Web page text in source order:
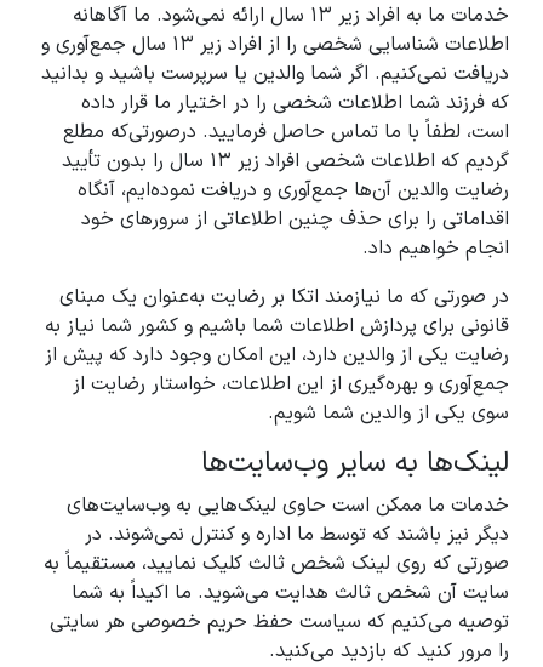
خدمات ما به افراد زیر ۱۳ سال ارائه نمی‌شود. ما آگاهانه
اطلاعات شناسایی شخصی را از افراد زیر ۱۳ سال جمع‌آوری و
دریافت نمی‌کنیم. اگر شما والدین یا سرپرست باشید و بدانید
که فرزند شما اطلاعات شخصی را در اختیار ما قرار داده
است، لطفاً با ما تماس حاصل فرمایید. درصورتی‌که مطلع
گردیم که اطلاعات شخصی افراد زیر ۱۳ سال را بدون تأیید
رضایت والدین آن‌ها جمع‌آوری و دریافت نموده‌ایم، آنگاه
اقداماتی را برای حذف چنین اطلاعاتی از سرورهای خود
انجام خواهیم داد.
در صورتی که ما نیازمند اتکا بر رضایت به‌عنوان یک مبنای
قانونی برای پردازش اطلاعات شما باشیم و کشور شما نیاز به
رضایت یکی از والدین دارد، این امکان وجود دارد که پیش از
جمع‌آوری و بهره‌گیری از این اطلاعات، خواستار رضایت از
سوی یکی از والدین شما شویم.
لینک‌ها به سایر وب‌سایت‌ها
خدمات ما ممکن است حاوی لینک‌هایی به وب‌سایت‌های
دیگر نیز باشند که توسط ما اداره و کنترل نمی‌شوند. در
صورتی که روی لینک شخص ثالث کلیک نمایید، مستقیماً به
سایت آن شخص ثالث هدایت می‌شوید. ما اکیداً به شما
توصیه می‌کنیم که سیاست حفظ حریم خصوصی هر سایتی
را مرور کنید که بازدید می‌کنید.